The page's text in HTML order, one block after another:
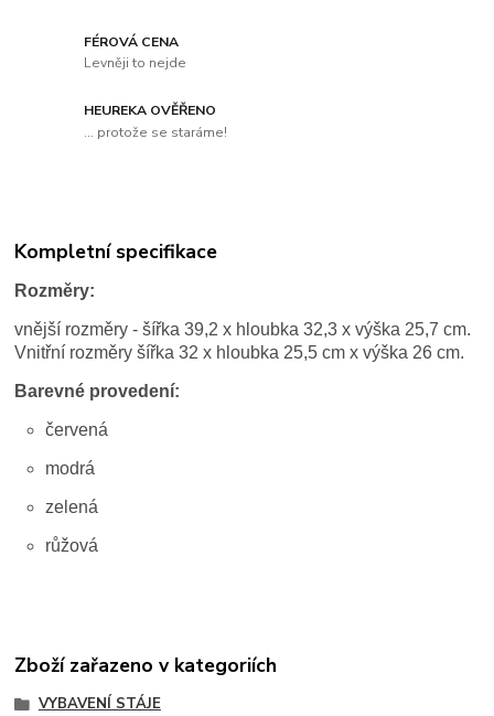
FÉROVÁ CENA
Levněji to nejde
HEUREKA OVĚŘENO
... protože se staráme!
Kompletní specifikace
Rozměry:
vnější rozměry - šířka 39,2 x hloubka 32,3 x výška 25,7 cm.
Vnitřní rozměry šířka 32 x hloubka 25,5 cm x výška 26 cm.
Barevné provedení:
červená
modrá
zelená
růžová
Zboží zařazeno v kategoriích
VYBAVENÍ STÁJE